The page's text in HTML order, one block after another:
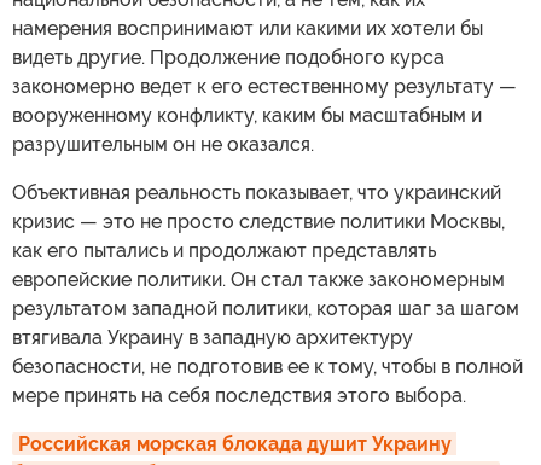
намерения воспринимают или какими их хотели бы
видеть другие. Продолжение подобного курса
закономерно ведет к его естественному результату —
вооруженному конфликту, каким бы масштабным и
разрушительным он не оказался.
Объективная реальность показывает, что украинский
кризис — это не просто следствие политики Москвы,
как его пытались и продолжают представлять
европейские политики. Он стал также закономерным
результатом западной политики, которая шаг за шагом
втягивала Украину в западную архитектуру
безопасности, не подготовив ее к тому, чтобы в полной
мере принять на себя последствия этого выбора.
Российская морская блокада душит Украину